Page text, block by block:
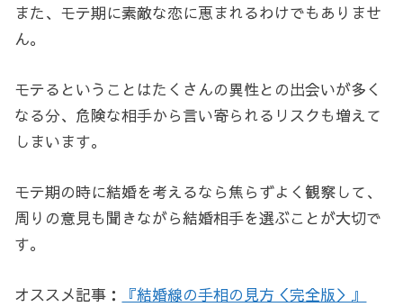
また、モテ期に素敵な恋に恵まれるわけでもありませ
ん。
モテるということはたくさんの異性との出会いが多く
なる分、危険な相手から言い寄られるリスクも増えて
しまいます。
モテ期の時に結婚を考えるなら焦らずよく観察して、
周りの意見も聞きながら結婚相手を選ぶことが大切で
す。
オススメ記事： 『結婚線の手相の見方＜完全版＞』